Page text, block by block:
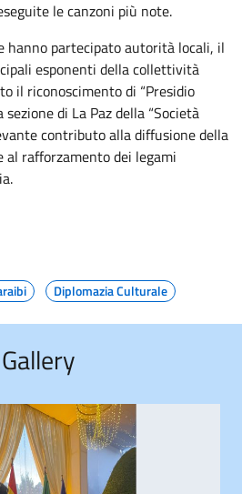
le canzoni più note.
hanno partecipato autorità locali, il
esponenti della collettività
il riconoscimento di “Presidio
di La Paz della “Società
contributo alla diffusione della
rafforzamento dei legami
Diplomazia Culturale
Gallery